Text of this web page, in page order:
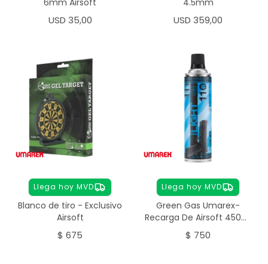
6mm Airsoft
USD 35,00
4.5mm
USD 359,00
Llega hoy MVD
Blanco de tiro - Exclusivo
Airsoft
$ 675
Llega hoy MVD
Green Gas Umarex-
Recarga De Airsoft 450ml
Elite Force Light
$ 750